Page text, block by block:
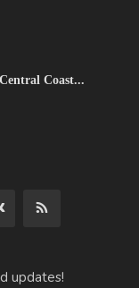
Coast...
updates!